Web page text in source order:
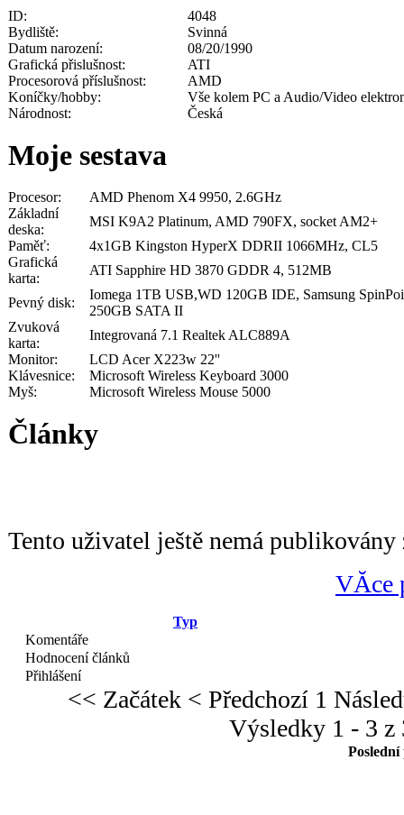
ID:
4048
Bydliště:
Svinná
Datum narození:
08/20/1990
Grafická přislušnost:
ATI
Procesorová příslušnost:
AMD
Koníčky/hobby:
Vše kolem PC a Audio/Video
Národnost:
Česká
Moje sestava
Procesor:
AMD Phenom X4 9950, 2.6GHz
Základní
deska:
MSI K9A2 Platinum, AMD 790FX, socket AM2+
Paměť:
4x1GB Kingston HyperX DDRII 1066MHz, CL5
Grafická
karta:
ATI Sapphire HD 3870 GDDR 4, 512MB
Pevný disk:
Iomega 1TB USB,WD 120GB IDE, Samsung
250GB SATA II
Zvuková
karta:
Integrovaná 7.1 Realtek ALC889A
Monitor:
LCD Acer X223w 22''
Klávesnice:
Microsoft Wireless Keyboard 3000
Myš:
Microsoft Wireless Mouse 5000
Články
Tento uživatel ještě nemá publikovány
VĂ­ce
Typ
Komentáře
Hodnocení článků
Přihlášení
<< Začátek < Předchozí 1
Výsledky 1 - 3 z